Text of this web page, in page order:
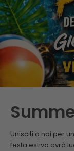
Unisciti a noi per
festa estiva avrà